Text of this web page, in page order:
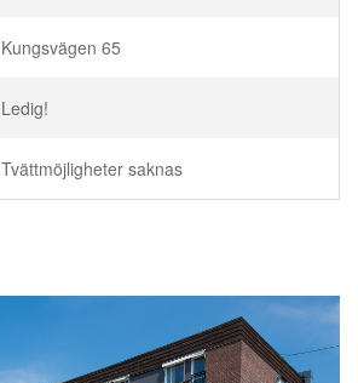
Kungsvägen 65
Ledig!
Tvättmöjligheter saknas